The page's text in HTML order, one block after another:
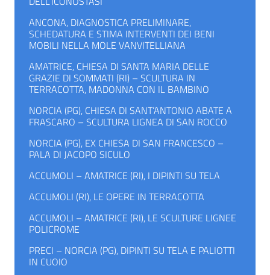
ANCONA, DIAGNOSTICA PRELIMINARE,
SCHEDATURA E STIMA INTERVENTI DEI BENI
MOBILI NELLA MOLE VANVITELLIANA
AMATRICE, CHIESA DI SANTA MARIA DELLE
GRAZIE DI SOMMATI (RI) – SCULTURA IN
TERRACOTTA, MADONNA CON IL BAMBINO
NORCIA (PG), CHIESA DI SANT’ANTONIO ABATE A
FRASCARO – SCULTURA LIGNEA DI SAN ROCCO
NORCIA (PG), EX CHIESA DI SAN FRANCESCO –
PALA DI JACOPO SICULO
ACCUMOLI – AMATRICE (RI), I DIPINTI SU TELA
ACCUMOLI (RI), LE OPERE IN TERRACOTTA
ACCUMOLI – AMATRICE (RI), LE SCULTURE LIGNEE
POLICROME
PRECI – NORCIA (PG), DIPINTI SU TELA E PALIOTTI
IN CUOIO